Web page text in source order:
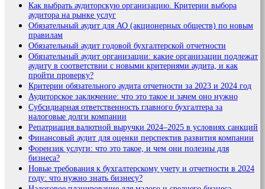
Как выбрать аудиторскую организацию. Критерии выбора
аудитора на рынке услуг
Обязательный аудит для АО (акционерных обществ) по новым
правилам
Обязательный аудит годовой бухгалтерской отчетности
Обязательный аудит организации: какие организации подлежат
аудиту в соответствии с новыми критериями аудита, и как
пройти проверку?
Критерии обязательного аудита отчетности за 2023 и 2024 год
Аудиторское заключение: что это такое и зачем оно нужно
Субсидиарная ответственность главного бухгалтера за
налоговые долги компании
Репатриация валютной выручки 2024–2025 в условиях санкций
Финансовый аудит для оценки перспектив развития компании
Форензик услуги: что это такое, и чем они полезны для
бизнеса?
Новые требования к бухгалтерскому учету и отчетности в 2024
году: что нужно знать бизнесу?